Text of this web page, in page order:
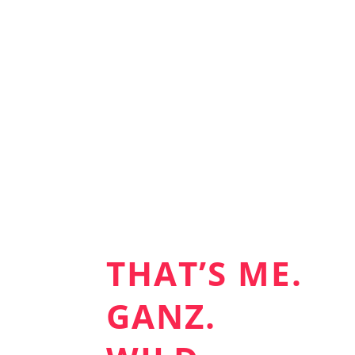
THAT’S ME.
GANZ.